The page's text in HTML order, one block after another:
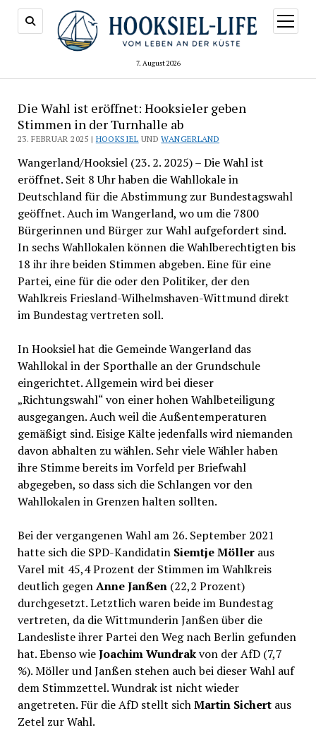
7. August 2026
Menü
öffnen
Die Wahl ist eröffnet: Hooksieler geben
Stimmen in der Turnhalle ab
23. FEBRUAR 2025 | HOOKSIEL UNDWANGERLAND
Wangerland/Hooksiel (23. 2. 2025) – Die Wahl ist
eröffnet. Seit 8 Uhr haben die Wahllokale in
Deutschland für die Abstimmung zur Bundestagswahl
geöffnet. Auch im Wangerland, wo um die 7800
Bürgerinnen und Bürger zur Wahl aufgefordert sind.
In sechs Wahllokalen können die Wahlberechtigten bis
18 ihr ihre beiden Stimmen abgeben. Eine für eine
Partei, eine für die oder den Politiker, der den
Wahlkreis Friesland-Wilhelmshaven-Wittmund direkt
im Bundestag vertreten soll.
In Hooksiel hat die Gemeinde Wangerland das
Wahllokal in der Sporthalle an der Grundschule
eingerichtet. Allgemein wird bei dieser
„Richtungswahl“ von einer hohen Wahlbeteiligung
ausgegangen. Auch weil die Außentemperaturen
gemäßigt sind. Eisige Kälte jedenfalls wird niemanden
davon abhalten zu wählen. Sehr viele Wähler haben
ihre Stimme bereits im Vorfeld per Briefwahl
abgegeben, so dass sich die Schlangen vor den
Wahllokalen in Grenzen halten sollten.
Bei der vergangenen Wahl am 26. September 2021
hatte sich die SPD-Kandidatin Siemtje Mölleraus
Varel mit 45,4 Prozent der Stimmen im Wahlkreis
deutlich gegenAnne Janßen (22,2 Prozent)
durchgesetzt. Letztlich waren beide im Bundestag
vertreten, da die Wittmunderin Janßen über die
Landesliste ihrer Partei den Weg nach Berlin gefunden
hat. Ebenso wieJoachim Wundrakvon der AfD (7,7
%). Möller und Janßen stehen auch bei dieser Wahl auf
dem Stimmzettel. Wundrak ist nicht wieder
angetreten. Für die AfD stellt sichMartin Sichertaus
Zetel zur Wahl.